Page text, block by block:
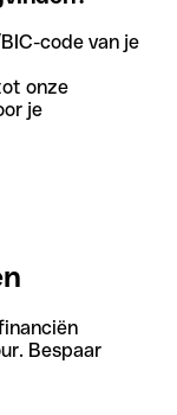
code van je
onze
je
Bespaar